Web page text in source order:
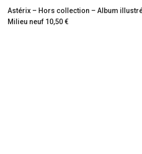
Astérix – Hors collection – Album
Milieu neuf 10,50 €